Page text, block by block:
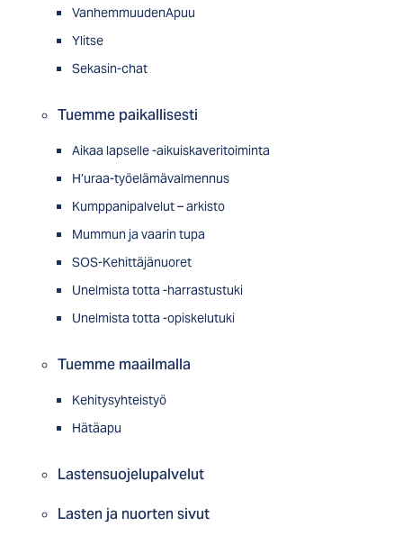
VanhemmuudenApuu
Ylitse
Sekasin-chat
Tuemme paikallisesti
Aikaa lapselle -aikuiskaveritoiminta
H’uraa-työelämävalmennus
Kumppanipalvelut – arkisto
Mummun ja vaarin tupa
SOS-Kehittäjänuoret
Unelmista totta -harrastustuki
Unelmista totta -opiskelutuki
Tuemme maailmalla
Kehitysyhteistyö
Hätäapu
Lastensuojelupalvelut
Lasten ja nuorten sivut